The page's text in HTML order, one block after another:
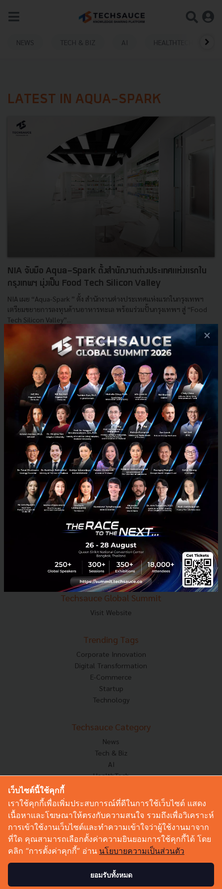
NEWS TECH & BIZ AI HEALTHTECH
LATEST IN AQUA-SPARK
NIA จับมือ Aqua-Spark ตั้งสำนักงานต่างประเทศแห่งแรกใน
กรุงเทพฯ มุ่งเป็น Food Tech Silicon Valley
NIA เผย “Aqua-Spark ” ตั้ง สำนักงานต่างประเทศแห่งแรกในกรุงเทพฯ
เตรียมขยายการลงทุนด้านอาหารทะเล พร้อมร่วมปั้นกรุงเทพฯ สู่ “Food
Tech Silicon Valley”...
Techsauce Team
NIA startup food-tech
E-mail :contact@techsauce.co
Tel : 02-001-5375
Mobile : 06-4658-9500
Techsauce Media
About Techsauce
Techsauce Services
Privacy Policy
ส่งบทความ
Techsauce Global Summit
Visit Website
Trending Tags
Corporate Innovation
Digital Transformation
E-Commerce
Startup
Technology
Techsauce Category
News
Tech & Biz
AI
HealthTech
Corp Innov
Saucy Thoughts
Sustainable
Videos
Podcast
×
เว็บไซต์นี้ใช้คุกกี้
เราใช้คุกกี้เพื่อเพิ่มประสบการณ์ที่ดีในการใช้เว็บไซต์ แสดง
เนื้อหาและโฆษณาให้ตรงกับความสนใจ รวมถึงเพื่อวิเคราะห์
การเข้าใช้งานเว็บไซต์และทำความเข้าใจว่าผู้ใช้งานมาจาก
ที่ใด คุณสามารถเลือกตั้งค่าความยินยอมการใช้คุกกี้ได้ โดย
คลิก “การตั้งค่าคุกกี้” อ่าน นโยบายความเป็นส่วนตัว
ยอมรับทั้งหมด